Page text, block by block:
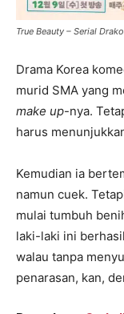
True Beauty – Serial
Drama Korea
murid SMA yang
make up-nya.
harus
Kemudian ia
namun cuek.
mulai tumbuh
laki-laki ini
walau tanpa
penarasan, kan,